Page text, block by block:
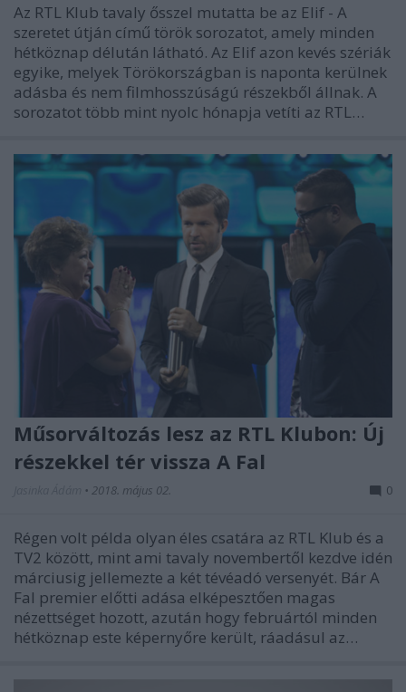
Az RTL Klub tavaly ősszel mutatta be az Elif - A
szeretet útján című török sorozatot, amely minden
hétköznap délután látható. Az Elif azon kevés szériák
egyike, melyek Törökországban is naponta kerülnek
adásba és nem filmhosszúságú részekből állnak. A
sorozatot több mint nyolc hónapja vetíti az RTL…
Műsorváltozás lesz az RTL Klubon: Új
részekkel tér vissza A Fal
• 2018. május 02. 0
Régen volt példa olyan éles csatára az RTL Klub és a
TV2 között, mint ami tavaly novembertől kezdve idén
márciusig jellemezte a két tévéadó versenyét. Bár A
Fal premier előtti adása elképesztően magas
nézettséget hozott, azután hogy februártól minden
hétköznap este képernyőre került, ráadásul az…